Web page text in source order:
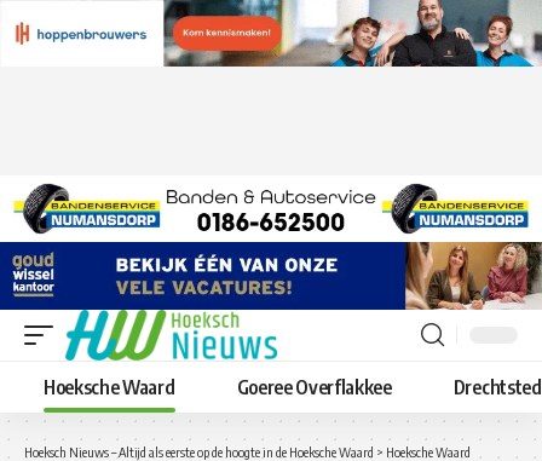
Hoeksche Waard Goeree Overflakkee
Hoeksch Nieuws – Altijd als eerste op de hoogte in de Hoeksche Waard > Hoeksche Waard